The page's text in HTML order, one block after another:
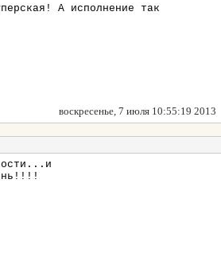
А исполнение так
воскресенье, 7 июля 10:55:19 2013